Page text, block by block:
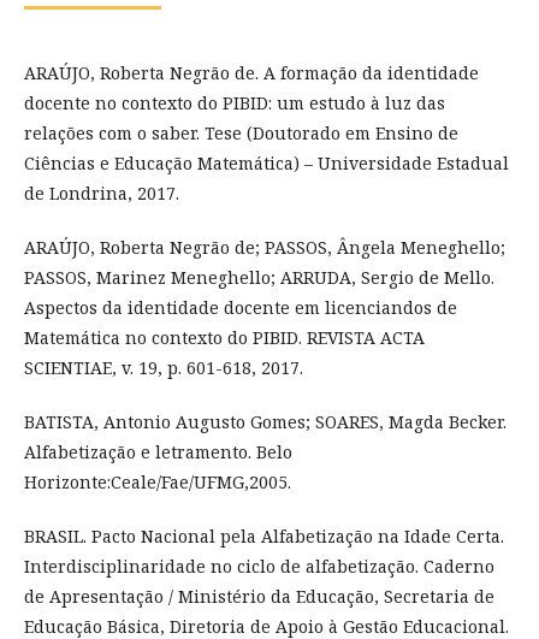
ARAÚJO, Roberta Negrão de. A formação da identidade
docente no contexto do PIBID: um estudo à luz das
relações com o saber. Tese (Doutorado em Ensino de
Ciências e Educação Matemática) – Universidade Estadual
de Londrina, 2017.
ARAÚJO, Roberta Negrão de; PASSOS, Ângela Meneghello;
PASSOS, Marinez Meneghello; ARRUDA, Sergio de Mello.
Aspectos da identidade docente em licenciandos de
Matemática no contexto do PIBID. REVISTA ACTA
SCIENTIAE, v. 19, p. 601-618, 2017.
BATISTA, Antonio Augusto Gomes; SOARES, Magda Becker.
Alfabetização e letramento. Belo
Horizonte:Ceale/Fae/UFMG,2005.
BRASIL. Pacto Nacional pela Alfabetização na Idade Certa.
Interdisciplinaridade no ciclo de alfabetização. Caderno
de Apresentação / Ministério da Educação, Secretaria de
Educação Básica, Diretoria de Apoio à Gestão Educacional.